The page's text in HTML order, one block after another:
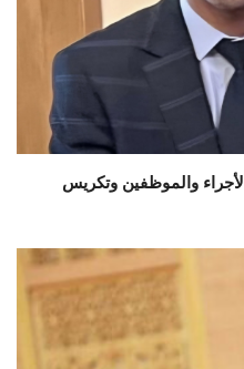
والموظفين وتكريس